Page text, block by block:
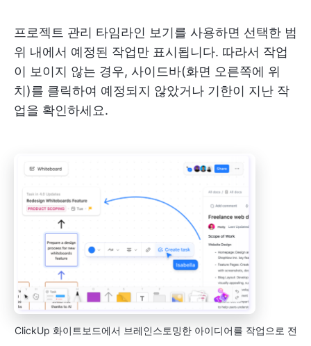
프로젝트 관리 타임라인 보기를 사용하면 선택한 범
위 내에서 예정된 작업만 표시됩니다. 따라서 작업
이 보이지 않는 경우, 사이드바(화면 오른쪽에 위
치)를 클릭하여 예정되지 않았거나 기한이 지난 작
업을 확인하세요.
ClickUp 화이트보드에서 브레인스토밍한 아이디어를 작업으로 전